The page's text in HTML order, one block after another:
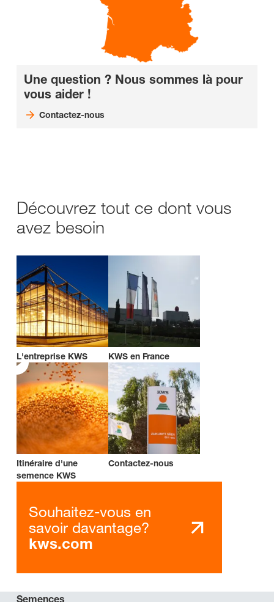
Une question ? Nous sommes là pour
vous aider !
Contactez-nous
Découvrez tout ce dont vous
avez besoin
L'entreprise KWS KWS en France
Itinéraire d'une
semence KWS
Contactez-nous
Souhaitez-vous en
savoir davantage?
kws.com
Semences